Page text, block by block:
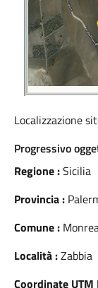
Localizzazione
Progressivo
Regione :Sicilia
Provincia :
Comune :
Località :Zabbia
Coordinate UTM